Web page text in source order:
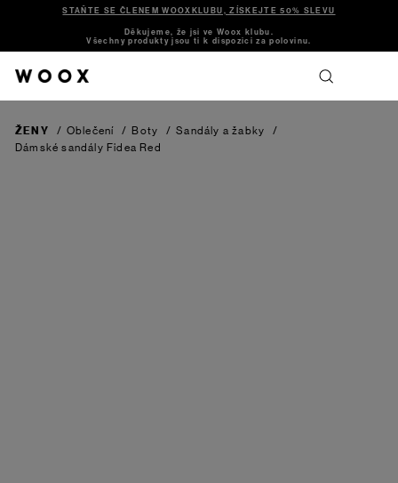
STAŇTE SE ČLENEM WOOXKLUBU, ZÍSKEJTE 50% SLEVU
Děkujeme, že jsi ve Woox klubu.
Všechny produkty jsou ti k dispozici za polovinu.
ŽENY / Oblečení / Boty / Sandály a žabky
/
Dámské sandály Fidea Red